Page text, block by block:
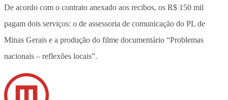
De acordo com o contrato anexado aos recibos, os R$ 150 mil
pagam dois serviços: o de assessoria de comunicação do PL de
Minas Gerais e a produção do filme documentário “Problemas
nacionais – reflexões locais”.